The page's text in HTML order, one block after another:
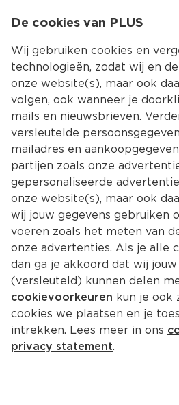
De cookies van PLUS
Wij gebruiken cookies en
technologieën, zodat wij en
onze website(s), maar ook
volgen, ook wanneer je
mails en nieuwsbrieven.
versleutelde
mailadres en
partijen zoals onze
gepersonaliseerde
onze website(s), maar ook
wij jouw gegevens gebruiken
voeren zoals het meten van
onze advertenties. Als je alle
dan ga je akkoord dat wij jouw
(versleuteld) kunnen delen
cookievoorkeuren kun je ook
cookies we plaatsen en je
intrekken. Lees meer in ons
privacy statement.